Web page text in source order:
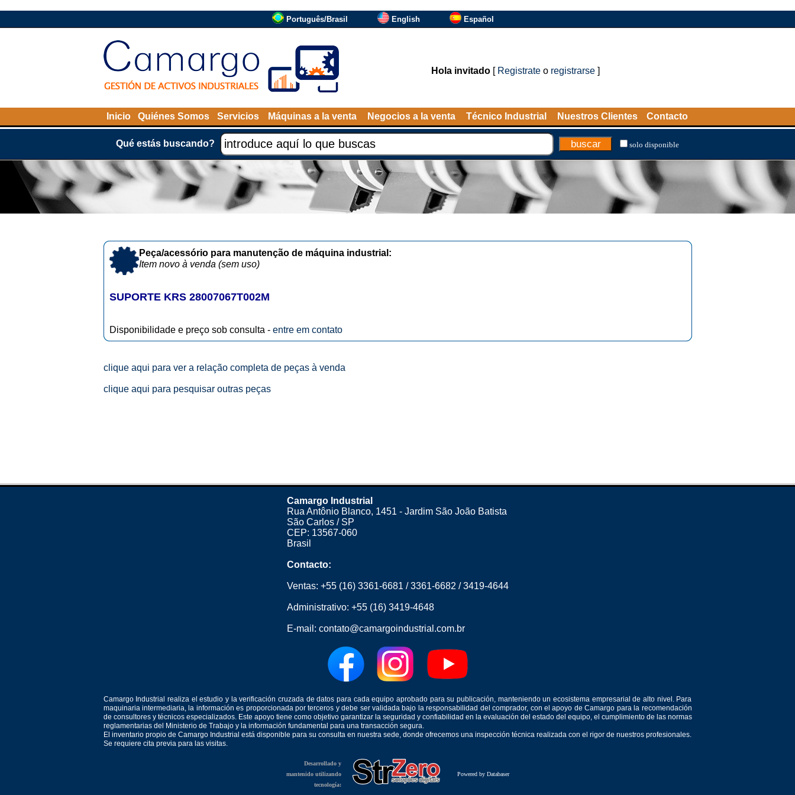
Português/Brasil English Español
Hola invitado[ Registrateo registrarse]
Inicio Quiénes Somos Servicios Máquinas a la venta Negocios a la venta Técnico Industrial Nuestros Clientes Contacto
Qué estás buscando? solo disponible
Peça/acessório para manutenção de máquina industrial:
Item novo à venda (sem uso)
SUPORTE KRS 28007067T002M
Disponibilidade e preço sob consulta - entre em contato
clique aqui para ver a relação completa de peças à venda
clique aqui para pesquisar outras peças
Camargo Industrial
Rua Antônio Blanco, 1451 - Jardim São João Batista
São Carlos / SP
CEP: 13567-060
Brasil
Contacto:
Ventas: +55 (16) 3361-6681 /3361-6682 /3419-4644
Administrativo: +55 (16) 3419-4648
E-mail: contato@camargoindustrial.com.br
Camargo Industrial realiza el estudio y la verificación cruzada de datos para cada equipo aprobado para su publicación, manteniendo un ecosistema empresarial de alto nivel. Para
maquinaria intermediaria, la información es proporcionada por terceros y debe ser validada bajo la responsabilidad del comprador, con el apoyo de Camargo para la recomendación
de consultores y técnicos especializados. Este apoyo tiene como objetivo garantizar la seguridad y confiabilidad en la evaluación del estado del equipo, el cumplimiento de las normas
reglamentarias del Ministerio de Trabajo y la información fundamental para una transacción segura.
El inventario propio de Camargo Industrial está disponible para su consulta en nuestra sede, donde ofrecemos una inspección técnica realizada con el rigor de nuestros profesionales.
Se requiere cita previa para las visitas.
Desarrollado y
mantenido utilizando
tecnología:
Powered by Databaser